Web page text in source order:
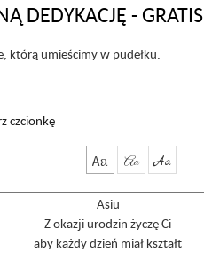
DEDYKACJĘ - GRATIS
którą umieścimy w pudełku.
czcionkę
Aa Aa Aa